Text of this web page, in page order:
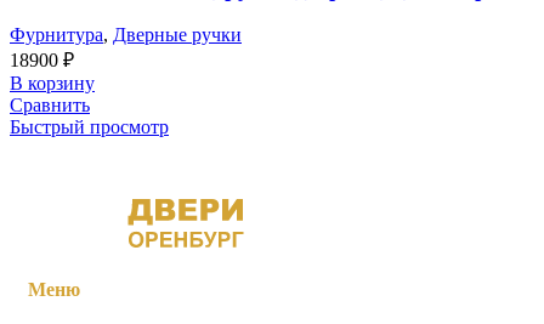
Фурнитура, Дверные ручки
18900 ₽
В корзину
Сравнить
Быстрый просмотр
Меню